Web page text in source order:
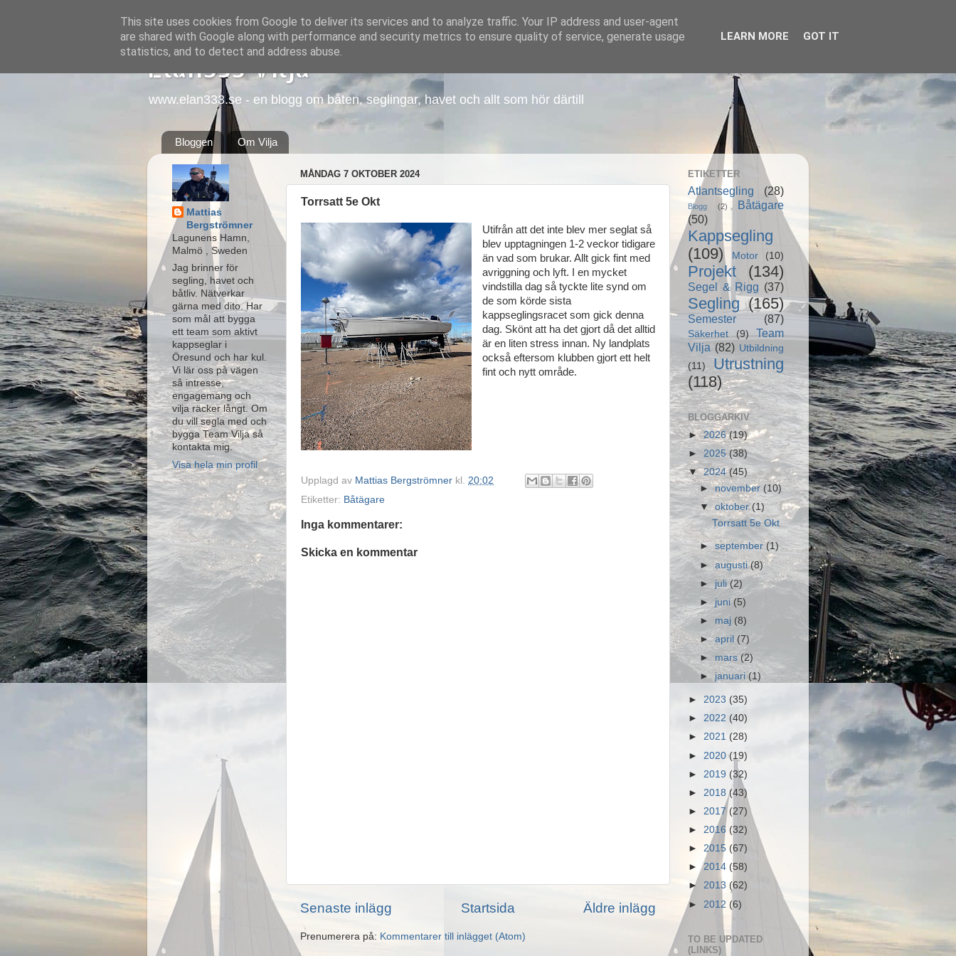
Elan333 Vilja
www.elan333.se - en blogg om båten, seglingar, havet och allt som hör därtill
Bloggen Om Vilja
MÅNDAG 7 OKTOBER 2024
Torrsatt 5e Okt
Utifrån att det inte blev mer seglat så
blev upptagningen 1-2 veckor tidigare
än vad som brukar. Allt gick fint med
avriggning och lyft. I en mycket
vindstilla dag så tyckte lite synd om
de som körde sista
kappseglingsracet som gick denna
dag. Skönt att ha det gjort då det alltid
är en liten stress innan. Ny landplats
också eftersom klubben gjort ett helt
fint och nytt område.
Upplagd av Mattias Bergströmner kl. 20:02
Etiketter: Båtägare
Inga kommentarer:
Skicka en kommentar
Senaste inlägg Äldre inlägg
Startsida
Prenumerera på: Kommentarer till inlägget (Atom)
Mattias
Bergströmner
Lagunens Hamn,
Malmö , Sweden
Jag brinner för
segling, havet och
båtliv. Nätverkar
gärna med dito. Har
som mål att bygga
ett team som aktivt
kappseglar i
Öresund och har kul.
Vi lär oss på vägen
så intresse,
engagemang och
vilja räcker långt. Om
du vill segla med och
bygga Team Vilja så
kontakta mig.
Visa hela min profil
ETIKETTER
Atlantsegling (28)
Blogg (2)
Båtägare
(50)
Kappsegling
(109)
Motor (10)
Projekt (134)
Segel & Rigg (37)
Segling (165)
Semester (87)
Säkerhet (9)
Team
Vilja (82) Utbildning
(11)
Utrustning
(118)
BLOGGARKIV
►2026(19)
► 2025 (38)
▼2024(45)
►november(10)
▼oktober(1)
Torrsatt 5e Okt
►september(1)
►augusti(8)
► juli(2)
► juni(5)
► maj (8)
►april(7)
► mars (2)
►januari(1)
► 2023 (35)
► 2022 (40)
► 2021 (28)
► 2020(19)
► 2019 (32)
► 2018(43)
► 2017 (27)
► 2016 (32)
► 2015 (67)
►2014 (58)
► 2013 (62)
► 2012 (6)
TO BE UPDATED
(LINKS)
This site uses cookies from Google to deliver its services and to analyze traffic. Your IP address and user-agent
are shared with Google along with performance and security metrics to ensure quality of service, generate usage
statistics, and to detect and address abuse.
LEARN MORE GOT IT